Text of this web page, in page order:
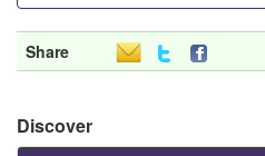
Share
Discover